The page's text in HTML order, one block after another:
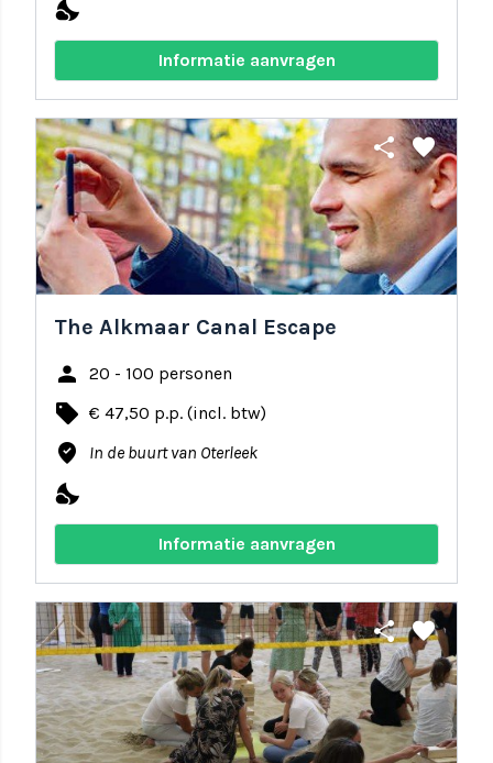
nights_stay
Informatie aanvragen
share favorite
The Alkmaar Canal Escape
person 20 - 100 personen
local_offer € 47,50 p.p. (incl. btw)
where_to_vote In de buurt van Oterleek
nights_stay
Informatie aanvragen
share favorite